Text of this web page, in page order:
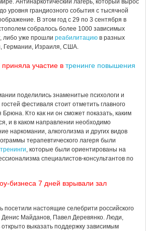
Антинаркотический лагерь, который вырос
уровня грандиозного события с тысячной
В этом год с 29 по 3 сентября в
собралось более 1000 зависимых
либо уже прошли реабилитацию в разных
Германии, Израиля, США.
участие в тренинге повышения
поделились знаменитые психологи и
фестиваля стоит отметить главного
Брюна. Кто как ни он сможет показать, каким
и в каком направлении необходимо
наркомании, алкоголизма и других видов
терапевтического лагеря были
, которые были ориентированы на
специалистов-консультантов по
бизнеса 7 дней взрывали зал
посетили настоящие селебрити российского
Денис Майданов, Павел Деревянко. Люди,
выказать поддержку зависимым